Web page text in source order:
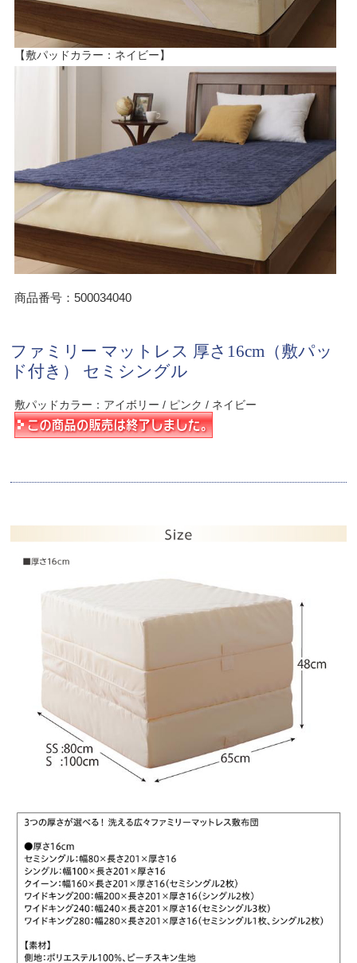
【敷パッドカラー：ネイビー】
商品番号：500034040
ファミリー マットレス 厚さ16cm（敷パッ
ド付き） セミシングル
敷パッドカラー：アイボリー / ピンク / ネイビー